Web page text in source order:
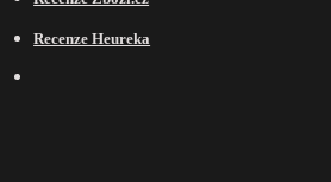
Recenze Heureka